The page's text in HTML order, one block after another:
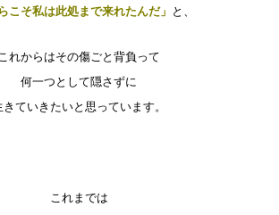
こそ私は此処まで来れたんだ」 と、
れからはその傷ごと背負って
何一つとして隠さずに
きていきたいと思っています。
これまでは